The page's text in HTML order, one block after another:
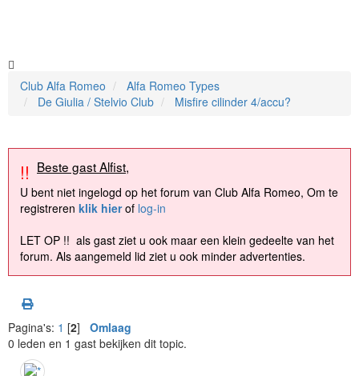
Club Alfa Romeo
Alfa Romeo Types
De Giulia / Stelvio Club
Misfire cilinder 4/accu?
!! Beste gast Alfist,
U bent niet ingelogd op het forum van Club Alfa Romeo, Om te
registreren klik hierof log-in
LET OP !! als gast ziet u ook maar een klein gedeelte van het
forum. Als aangemeld lid ziet u ook minder advertenties.
Pagina's: 1 [2] Omlaag
0 leden en 1 gast bekijken dit topic.